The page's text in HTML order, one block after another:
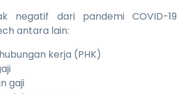
negatif dari pandemi COVID-19
antara lain:
kerja (PHK)
gaji